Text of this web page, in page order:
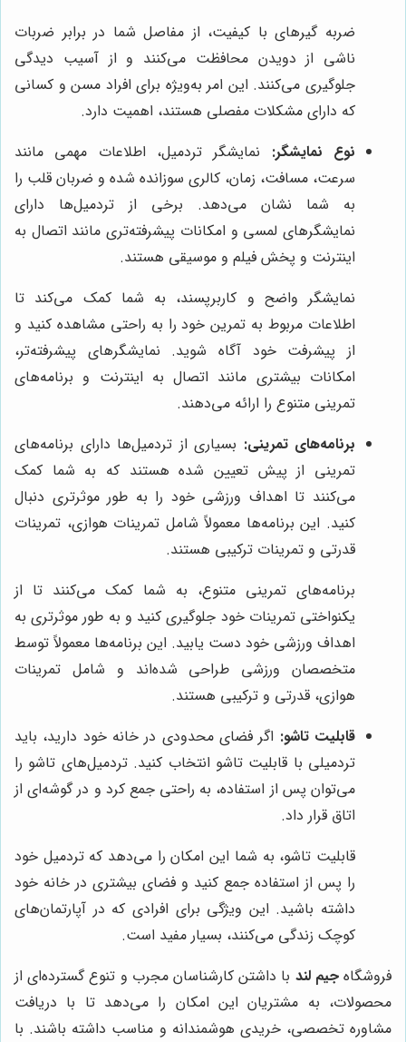
ضربه گیرهای با کیفیت، از مفاصل شما در برابر ضربات
ناشی از دویدن محافظت می‌کنند و از آسیب دیدگی
جلوگیری می‌کنند. این امر به‌ویژه برای افراد مسن و کسانی
که دارای مشکلات مفصلی هستند، اهمیت دارد.
نوع نمایشگر: نمایشگر تردمیل، اطلاعات مهمی مانند
سرعت، مسافت، زمان، کالری سوزانده شده و ضربان قلب را
به شما نشان می‌دهد. برخی از تردمیل‌ها دارای
نمایشگرهای لمسی و امکانات پیشرفته‌تری مانند اتصال به
اینترنت و پخش فیلم و موسیقی هستند.
نمایشگر واضح و کاربرپسند، به شما کمک می‌کند تا
اطلاعات مربوط به تمرین خود را به راحتی مشاهده کنید و
از پیشرفت خود آگاه شوید. نمایشگرهای پیشرفته‌تر،
امکانات بیشتری مانند اتصال به اینترنت و برنامه‌های
تمرینی متنوع را ارائه می‌دهند.
برنامه‌های تمرینی: بسیاری از تردمیل‌ها دارای برنامه‌های
تمرینی از پیش تعیین شده هستند که به شما کمک
می‌کنند تا اهداف ورزشی خود را به طور موثرتری دنبال
کنید. این برنامه‌ها معمولاً شامل تمرینات هوازی، تمرینات
قدرتی و تمرینات ترکیبی هستند.
برنامه‌های تمرینی متنوع، به شما کمک می‌کنند تا از
یکنواختی تمرینات خود جلوگیری کنید و به طور موثرتری به
اهداف ورزشی خود دست یابید. این برنامه‌ها معمولاً توسط
متخصصان ورزشی طراحی شده‌اند و شامل تمرینات
هوازی، قدرتی و ترکیبی هستند.
قابلیت تاشو: اگر فضای محدودی در خانه خود دارید، باید
تردمیلی با قابلیت تاشو انتخاب کنید. تردمیل‌های تاشو را
می‌توان پس از استفاده، به راحتی جمع کرد و در گوشه‌ای از
اتاق قرار داد.
قابلیت تاشو، به شما این امکان را می‌دهد که تردمیل خود
را پس از استفاده جمع کنید و فضای بیشتری در خانه خود
داشته باشید. این ویژگی برای افرادی که در آپارتمان‌های
کوچک زندگی می‌کنند، بسیار مفید است.
فروشگاهجیم لند با داشتن کارشناسان مجرب و تنوع گسترده‌ای از
محصولات، به مشتریان این امکان را می‌دهد تا با دریافت
مشاوره تخصصی، خریدی هوشمندانه و مناسب داشته باشند. با